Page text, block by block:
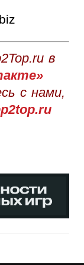
в
с нами,